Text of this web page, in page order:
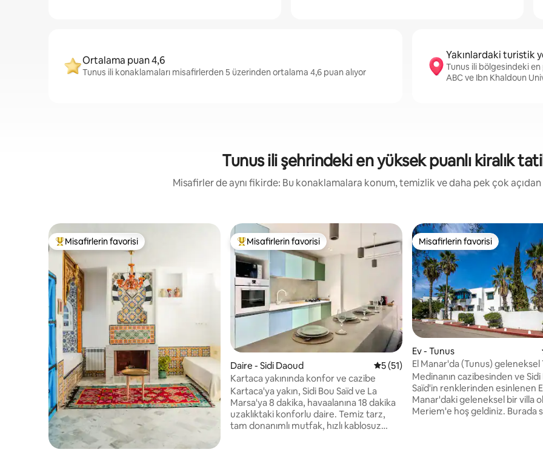
Ortalama puan 4,6
Tunus ili konaklamaları misafirlerden 5 üzerinden ortalama 4,6 puan alıyor
Yakınlardaki turistik
Tunus ili bölgesindeki en
ABC ve Ibn Khaldoun
Tunus ili şehrindeki en yüksek puanlı kiralık
Misafirler de aynı fikirde: Bu konaklamalara konum, temizlik ve daha pek çok
Misafirlerin favorilerinden en beğenilenler arasında
Misafirlerin favorisi Misafirlerin favorilerinden en beğenilenler arasında
Misafirlerin favorisi
Daire - Sidi Daoud 5 üzerinden ortalama 5 puan, 51
5 (51)
Kartaca yakınında konfor ve cazibe
Kartaca'ya yakın, Sidi Bou Saïd ve La
Marsa'ya 8 dakika, havaalanına 18 dakika
uzaklıktaki konforlu daire. Temiz tarz,
tam donanımlı mutfak, hızlı kablosuz
Misafirlerin favorisi
Misafirlerin favorisi
Ev - Tunus
El Manar'da (Tunus) geleneksel
villası
Medinanın cazibesinden ve Sidi
Saïd'in renklerinden esinlenen
Manar'daki geleneksel bir villa
Meriem'e hoş geldiniz. Burada sadece bir